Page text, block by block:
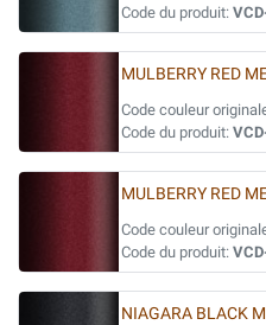
Code du produit:
MULBERRY RED
Code couleur
Code du produit:
MULBERRY RED
Code couleur
Code du produit:
NIAGARA BLACK